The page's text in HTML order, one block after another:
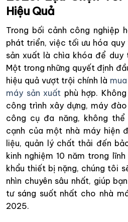
Hiệu Quả
Trong bối cảnh công nghiệp
phát triển, việc tối ưu hóa quy
sản xuất là chìa khóa để duy
Một trong những quyết định
hiệu quả vượt trội chính là
máy sản xuất phù hợp.
công trình xây dựng, máy
công cụ đa năng, không
cạnh của một nhà máy hiện
liệu, quản lý chất thải đến
kinh nghiệm 10 năm trong
khẩu thiết bị nặng, chúng tôi
nhìn chuyên sâu nhất, giúp
tư sáng suốt nhất cho nhà
2025.